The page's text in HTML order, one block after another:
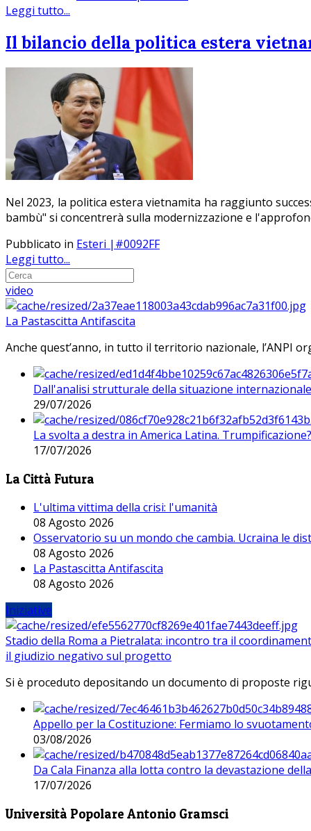
Leggi tutto...
Il bilancio della politica estera
Nel 2023, la politica estera vietnamita ha raggiunto
bambù" si concentrerà sulla modernizzazione e
Pubblicato in Esteri |#0092FF
Leggi tutto...
video
La Pastascitta Antifascita
Anche quest’anno, in tutto il territorio nazionale, l’ANPI
Dall'analisi strutturale della situazione
29/07/2026
La svolta a destra in America Latina. Trumpificazione?
17/07/2026
La Città Futura
L'ultima vittima della crisi: l'umanità
08 Agosto 2026
Osservatorio su un mondo che cambia. Ucraina le
08 Agosto 2026
La Pastascitta Antifascita
08 Agosto 2026
Iniziative
Stadio della Roma a Pietralata: incontro tra il
il giudizio negativo sul progetto
Si è proceduto depositando un documento di proposte
Appello per la Costituzione: Fermiamo lo
03/08/2026
Da Cala Finanza alla lotta contro la devastazione
17/07/2026
Università Popolare Antonio Gramsci